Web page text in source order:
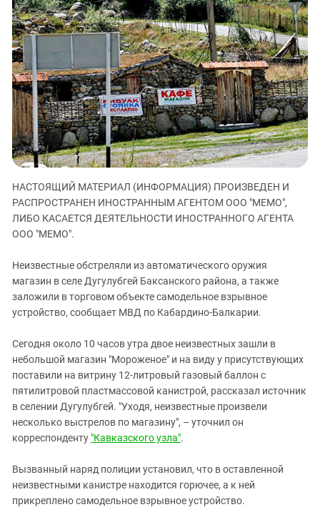
ЗАСТАВЛЯЕТ
КАВКАЗ ЗА ПАЛЕСТИНУ
ИНАКОМЫСЛИЕ В ЧЕЧНЕ
ПРЕСЛЕДОВАНИЕ АКТИВИСТОВ
МОБИЛИЗАЦИЯ И ПРОТЕСТЫ
Дагестан
Ингушетия
Кабардино-Балкария
Калмыкия
Карачаево-Черкесия
Краснодарский край
Нагорный Карабах
Российская Федерация
Ростовская область
СКФО
Чечня
Южная Осетия
Южный Кавказ
ЮФО
НАСТОЯЩИЙ МАТЕРИАЛ (ИНФОРМАЦИЯ) ПРОИЗВЕДЕН И
РАСПРОСТРАНЕН ИНОСТРАННЫМ АГЕНТОМ ООО "МЕМО",
ЛИБО КАСАЕТСЯ ДЕЯТЕЛЬНОСТИ ИНОСТРАННОГО АГЕНТА
ООО "МЕМО".
Неизвестные обстреляли из автоматического оружия
магазин в селе Дугулубгей Баксанского района, а также
заложили в торговом объекте самодельное взрывное
устройство, сообщает МВД по Кабардино-Балкарии.
Сегодня около 10 часов утра двое неизвестных зашли в
небольшой магазин "Мороженое" и на виду у присутствующих
поставили на витрину 12-литровый газовый баллон с
пятилитровой пластмассовой канистрой, рассказал источник
в селении Дугулубгей. "Уходя, неизвестные произвели
несколько выстрелов по магазину", – уточнил он
корреспонденту "Кавказского узла".
Вызванный наряд полиции установил, что в оставленной
неизвестными канистре находится горючее, а к ней
прикреплено самодельное взрывное устройство.